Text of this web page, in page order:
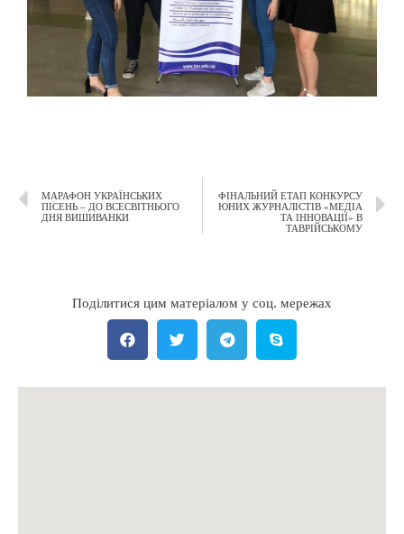
МАРАФОН УКРАЇНСЬКИХ
ПІСЕНЬ – ДО ВСЕСВІТНЬОГО
ДНЯ ВИШИВАНКИ
ФІНАЛЬНИЙ ЕТАП КОНКУРСУ
ЮНИХ ЖУРНАЛІСТІВ «МЕДІА
ТА ІННОВАЦІЇ» В
ТАВРІЙСЬКОМУ
Поділитися цим матеріалом у соц. мережах